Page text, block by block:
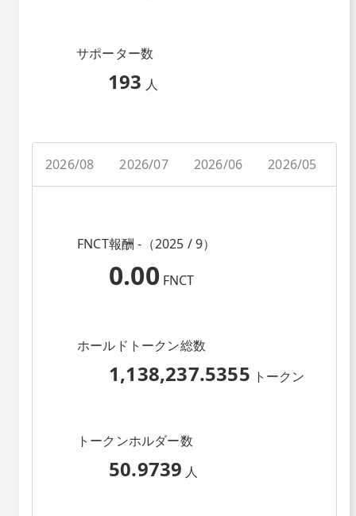
サポーター数
193 人
2026/08 2026/07 2026/06 2026/05
FNCT報酬 -（2025 / 9）
0.00 FNCT
ホールドトークン総数
1,138,237.5355 トークン
トークンホルダー数
50.9739 人